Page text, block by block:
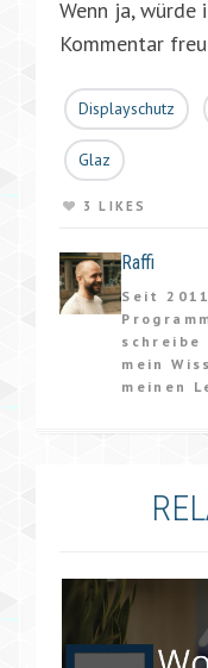
Wenn ja, würde
Kommentar
Displayschutz
Glaz
3 LIKES
Raffi
Seit
schreibe
mein
meinen